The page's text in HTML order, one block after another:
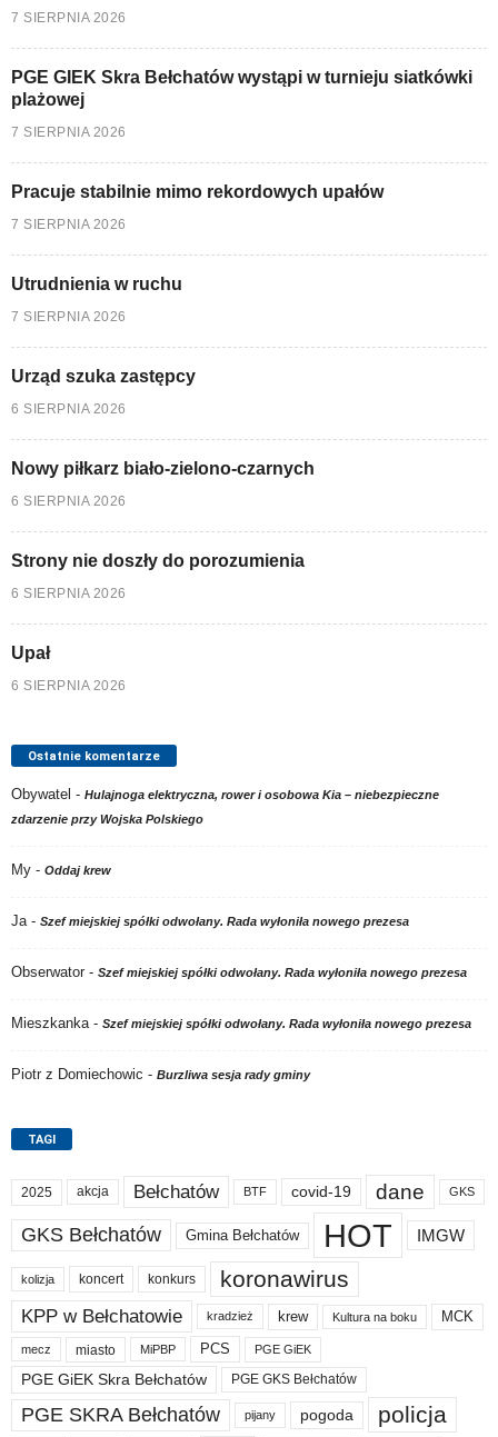
7 SIERPNIA 2026
PGE GIEK Skra Bełchatów wystąpi w turnieju siatkówki
plażowej
7 SIERPNIA 2026
Pracuje stabilnie mimo rekordowych upałów
7 SIERPNIA 2026
Utrudnienia w ruchu
7 SIERPNIA 2026
Urząd szuka zastępcy
6 SIERPNIA 2026
Nowy piłkarz biało-zielono-czarnych
6 SIERPNIA 2026
Strony nie doszły do porozumienia
6 SIERPNIA 2026
Upał
6 SIERPNIA 2026
Ostatnie komentarze
Obywatel - Hulajnoga elektryczna, rower i osobowa Kia – niebezpieczne
zdarzenie przy Wojska Polskiego
My - Oddaj krew
Ja- Szef miejskiej spółki odwołany. Rada wyłoniła nowego prezesa
Obserwator - Szef miejskiej spółki odwołany. Rada wyłoniła nowego prezesa
Mieszkanka- Szef miejskiej spółki odwołany. Rada wyłoniła nowego prezesa
Piotr z Domiechowic - Burzliwa sesja rady gminy
TAGI
2025 akcja Bełchatów BTF covid-19 dane GKS
GKS Bełchatów Gmina Bełchatów HOT IMGW
kolizja koncert konkurs koronawirus
KPP w Bełchatowie kradzież krew Kultura na boku MCK
mecz miasto MiPBP PCS PGE GiEK
PGE GiEK Skra Bełchatów PGE GKS Bełchatów
PGE SKRA Bełchatów pijany pogoda policja